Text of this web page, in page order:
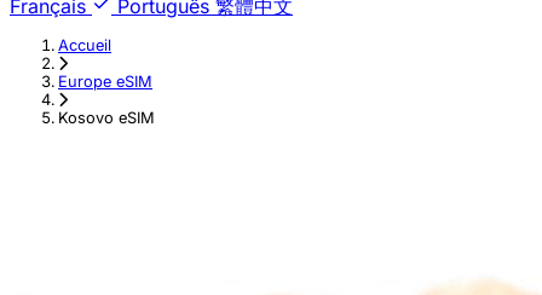
Français
Português 繁體中文
Accueil
›
Europe eSIM
›
Kosovo eSIM